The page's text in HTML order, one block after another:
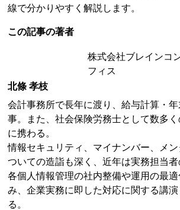
線で分かりやすく解説します。
この記事の著者
株式会社ブレインコ
フィス
北條 孝枝
会計事務所で長年に渡り、給与計算・
事。また、社会保険労務士として数多
に携わる。
情報セキュリティ、マイナンバー、メ
ついての造詣も深く、近年は実務担当
各個人情報管理の社内整備や運用の最
み、企業実務に即した対応に関する講
る。